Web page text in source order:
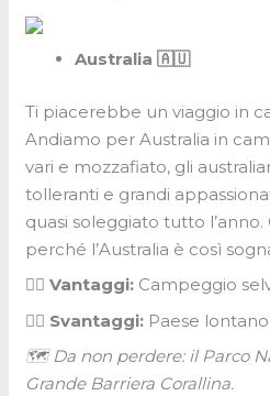
Australia 🇦🇺
Ti piacerebbe un viaggio in
Andiamo per Australia in
vari e mozzafiato, gli
tolleranti e grandi
quasi soleggiato tutto
perché l’Australia è così
👍🏼 Vantaggi: Campeggio
👎🏼 Svantaggi: Paese
🗺 Da non perdere: il Parco
Grande Barriera Corallina.